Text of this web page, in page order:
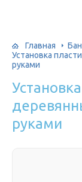
Главная
Установка
руками
руками